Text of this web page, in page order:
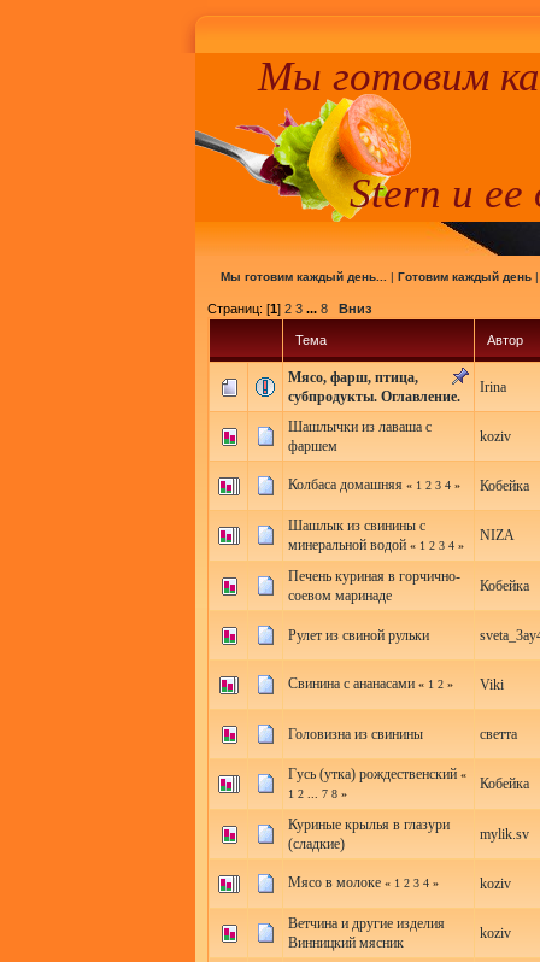
Мы готовим
Stern и ее
Мы готовим каждый день... | Готовим каждый день
Страниц: [1] 2 3 ... 8 Вниз
Тема Автор
Мясо, фарш, птица,
субпродукты. Оглавление.
Irina
Шашлычки из лаваша с
фаршем
koziv
Колбаса домашняя « 1 2 3 4 » Кобейка
Шашлык из свинины с
минеральной водой « 1 2 3 4 »
NIZA
Печень куриная в горчично-
соевом маринаде
Кобейка
Рулет из свиной рульки
Свинина с ананасами « 1 2 » Viki
Головизна из свинины светта
Гусь (утка) рождественский «
1 2 7 8 »
Кобейка
Куриные крылья в глазури
(сладкие)
mylik.sv
Мясо в молоке « 1 2 3 4 » koziv
Ветчина и другие изделия
Винницкий мясник
koziv